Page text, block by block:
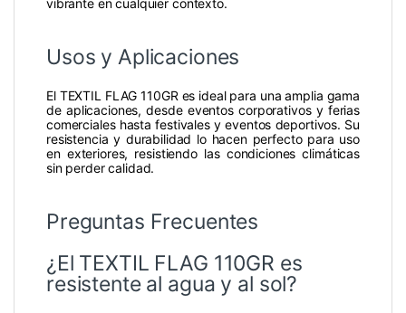
vibrante en cualquier contexto.
Usos y Aplicaciones
El TEXTIL FLAG 110GR es ideal para una amplia gama
de aplicaciones, desde eventos corporativos y ferias
comerciales hasta festivales y eventos deportivos. Su
resistencia y durabilidad lo hacen perfecto para uso
en exteriores, resistiendo las condiciones climáticas
sin perder calidad.
Preguntas Frecuentes
¿El TEXTIL FLAG 110GR es
resistente al agua y al sol?